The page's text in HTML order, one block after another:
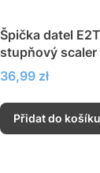
Špička datel
stupňový scaler
Cena
36,99 zł
Přidat do košíku